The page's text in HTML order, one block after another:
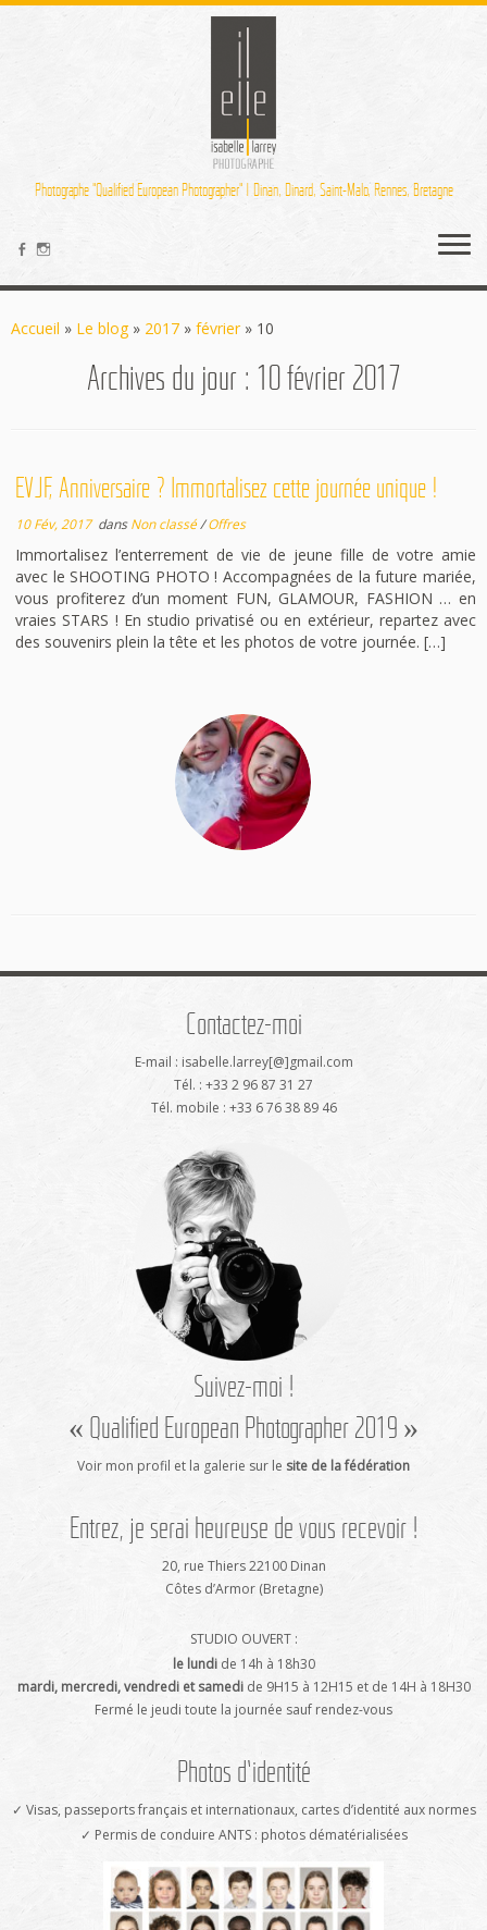
au
Photographe "Qualified European Photographer" | Dinan, Dinard, Saint-Malo, Rennes, Bretagne
Accueil » Le blog » 2017 » février » 10
Archives du jour : 10 février 2017
EVJF, Anniversaire ? Immortalisez cette journée unique !
10 Fév, 2017dansNon classé/Offres
Immortalisez l’enterrement de vie de jeune fille de votre amie
avec le SHOOTING PHOTO ! Accompagnées de la future mariée,
vous profiterez d’un moment FUN, GLAMOUR, FASHION … en
vraies STARS ! En studio privatisé ou en extérieur, repartez avec
des souvenirs plein la tête et les photos de votre journée. […]
Contactez-moi
E-mail : isabelle.larrey[@]gmail.com
Tél. : +33 2 96 87 31 27
Tél. mobile : +33 6 76 38 89 46
Suivez-moi !
« Qualified European Photographer 2019 »
Voir mon profil et la galerie sur le site de la fédération
Entrez, je serai heureuse de vous recevoir !
20, rue Thiers 22100 Dinan
Côtes d’Armor (Bretagne)
STUDIO OUVERT :
le lundide 14h à 18h30
mardi, mercredi, vendredi et samedide 9H15 à 12H15 et de 14H à 18H30
Fermé le jeudi toute la journée sauf rendez-vous
Photos d’identité
✓ Visas, passeports français et internationaux, cartes d’identité aux normes
✓ Permis de conduire ANTS : photos dématérialisées